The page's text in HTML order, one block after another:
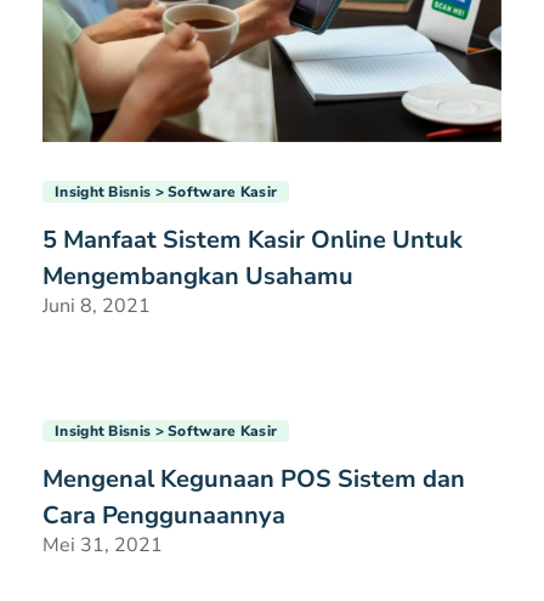
Insight Bisnis Software Kasir
5 Manfaat Sistem Kasir Online Untuk
Mengembangkan Usahamu
Juni 8, 2021
Insight Bisnis Software Kasir
Mengenal Kegunaan POS Sistem dan
Cara Penggunaannya
Mei 31, 2021